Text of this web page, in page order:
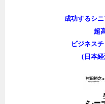
成功するシ
超
ビジネス
（日本